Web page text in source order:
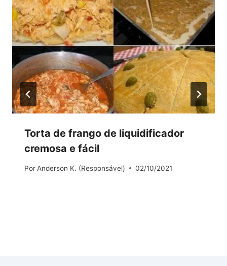
Torta de frango de liquidificador
cremosa e fácil
Por Anderson K. (Responsável) 02/10/2021